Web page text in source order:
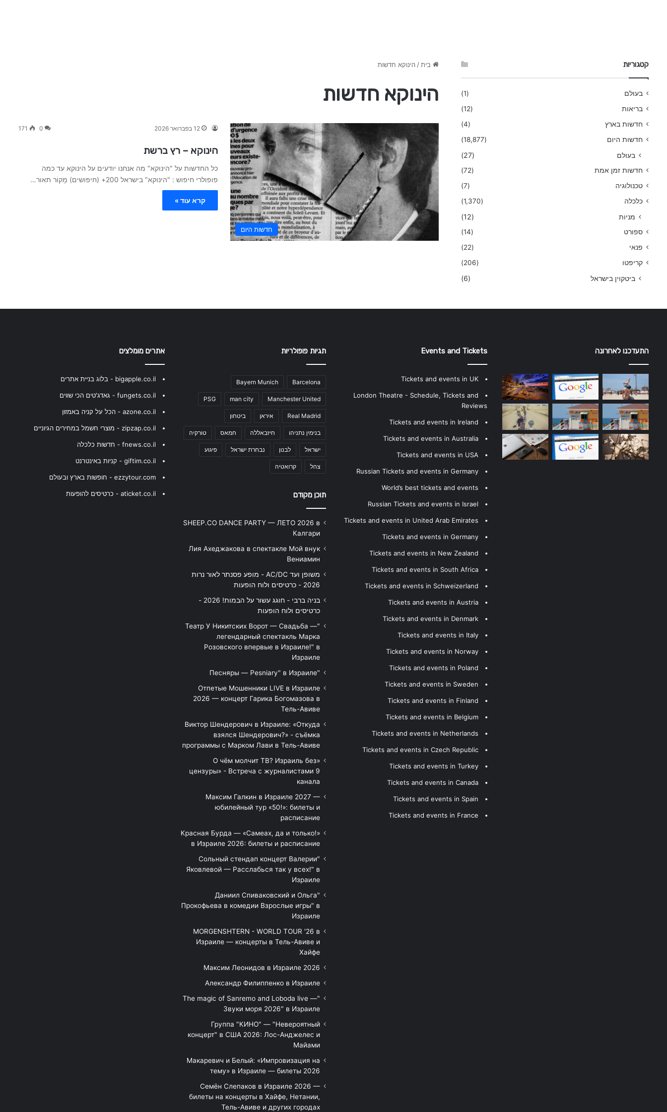
בית / הינוקא חדשות
הינוקא חדשות
חדשות היום
12 בפברואר 2026 0
171
הינוקא – רץ ברשת
כל החדשות על "הינוקא" מה אנחנו יודעים על הינוקא עד כמה
פופולרי חיפוש : "הינוקא" בישראל 200+ (חיפושים) מָקוֹר תאור…
קרא עוד »
קטגוריות
בעולם
(1)
בריאות
(12)
חדשות בארץ
(4)
חדשות היום
(18,877)
בעולם (27)
חדשות זמן אמת
(72)
טכנולוגיה
(7)
כלכלה
(1,370)
מניות (12)
ספורט
(14)
פנאי
(22)
קריפטו
(206)
ביטקוין בישראל (6)
התעדכנו לאחרונה Events and Tickets
Tickets and events in UK
London Theatre - Schedule, Tickets and
Reviews
Tickets and events in Ireland
Tickets and events in Australia
Tickets and events in USA
Russian Tickets and events in Germany
World’s best tickets and events
Russian Tickets and events in Israel
Tickets and events in United Arab Emirates
Tickets and events in Germany
Tickets and events in New Zealand
Tickets and events in South Africa
Tickets and events in Schweizerland
Tickets and events in Austria
Tickets and events in Denmark
Tickets and events in Italy
Tickets and events in Norway
Tickets and events in Poland
Tickets and events in Sweden
Tickets and events in Finland
Tickets and events in Belgium
Tickets and events in Netherlands
Tickets and events in Czech Republic
Tickets and events in Turkey
Tickets and events in Canada
Tickets and events in Spain
Tickets and events in France
תגיות פופולריות
Barcelona
Bayern Munich
Manchester United
man city
PSG
Real Madrid איראן ביטחון
בנימין נתניהו חיזבאללה חמאס טורקיה
ישראל לבנון נבחרת ישראל פיגוע
צהל קרואטיה
תוכן מקודם
SHEEP.CO DANCE PARTY — ЛЕТО 2026 в
Калгари
Лия Ахеджакова в спектакле Мой внук
Вениамин
משופן ועד AC/DC - מופע פסנתר לאור נרות
2026 - כרטיסים ולוח הופעות
בניה ברבי - חוגג עשור על הבמות! 2026 -
כרטיסים ולוח הופעות
"Театр У Никитских Ворот — Свадьба —
легендарный спектакль Марка
Розовского впервые в Израиле!" в
Израиле
"Песняры — Pesniary" в Израиле
Отпетые Мошенники LIVE в Израиле
2026 — концерт Гарика Богомазова в
Тель-Авиве
Виктор Шендерович в Израиле: «Откуда
взялся Шендерович?» - съёмка
программы с Марком Лави в Тель-Авиве
«О чём молчит ТВ? Израиль без
цензуры» - Встреча с журналистами 9
канала
Максим Галкин в Израиле 2027 —
юбилейный тур «50!»: билеты и
расписание
Красная Бурда — «Самеах, да и только!»
в Израиле 2026: билеты и расписание
"Сольный стендап концерт Валерии
Яковлевой — Расслабься так у всех!" в
Израиле
"Даниил Спиваковский и Ольга
Прокофьева в комедии Взрослые игры" в
Израиле
MORGENSHTERN - WORLD TOUR '26 в
Израиле — концерты в Тель-Авиве и
Хайфе
Максим Леонидов в Израиле 2026
Александр Филиппенко в Израиле
"The magic of Sanremo and Loboda live —
Звуки моря 2026" в Израиле
Группа "КИНО" — "Невероятный
концерт" в США 2026: Лос-Анджелес и
Майами
Макаревич и Белый: «Импровизация на
тему» в Израиле — билеты 2026
Семён Слепаков в Израиле 2026 —
билеты на концерты в Хайфе, Нетании,
Тель-Авиве и других городах
אתרים מומלצים
bigapple.co.il - בלוג בניית אתרים
fungets.co.il - גאדג'טים הכי שווים
azone.co.il - הכל על קניה באמזון
zipzap.co.il - מוצרי חשמל במחירים הגיוניים
fnews.co.il - חדשות כלכלה
giftim.co.il - קניות באינטרנט
ezzytour.com - חופשות בארץ ובעולם
aticket.co.il - כרטיסים להופעות